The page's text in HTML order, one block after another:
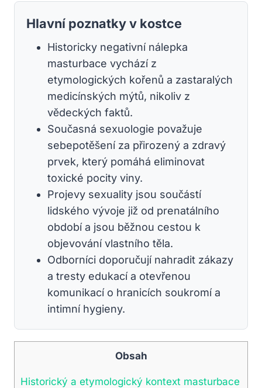
Hlavní poznatky v kostce
Historicky negativní nálepka
masturbace vychází z
etymologických kořenů a zastaralých
medicínských mýtů, nikoliv z
vědeckých faktů.
Současná sexuologie považuje
sebepotěšení za přirozený a zdravý
prvek, který pomáhá eliminovat
toxické pocity viny.
Projevy sexuality jsou součástí
lidského vývoje již od prenatálního
období a jsou běžnou cestou k
objevování vlastního těla.
Odborníci doporučují nahradit zákazy
a tresty edukací a otevřenou
komunikací o hranicích soukromí a
intimní hygieny.
Obsah
Historický a etymologický kontext masturbace